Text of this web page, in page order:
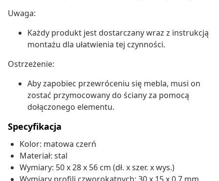
Uwaga:
Każdy produkt jest dostarczany wraz z instrukcją
montażu dla ułatwienia tej czynności.
Ostrzeżenie:
Aby zapobiec przewróceniu się mebla, musi on
zostać przymocowany do ściany za pomocą
dołączonego elementu.
Specyfikacja
Kolor: matowa czerń
Materiał: stal
Wymiary: 50 x 28 x 56 cm (dł. x szer. x wys.)